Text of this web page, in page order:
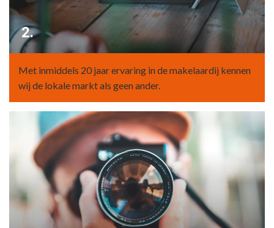
2.
Met inmiddels 20 jaar ervaring in de makelaardij kennen
wij de lokale markt als geen ander.